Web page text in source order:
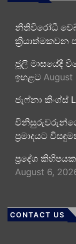
නීතිවිරෝධී
ක්‍රියාත්මකවන
ජූලි මාසයේදී
ඉහළට August
ජැෆ්නා කිංග්ස්
විනිසුරුවරුන්ගේ
ප්‍රමාදයට
ප්‍රදේශ
August 6,
CONTACT US